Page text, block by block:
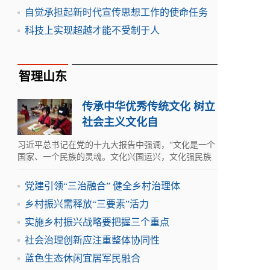
自觉承担起新时代宣传思想工作的使命任务
科技上实现超越才能不受制于人
智理山东
传承中华优秀传统文化 树立
社会主义文化自
习近平总书记在党的十九大报告中强调，“文化是一个
国家、一个民族的灵魂。文化兴国运兴，文化强民族
党建引领“三治融合” 健全乡村治理体
乡村振兴需释放“三要素”活力
实施乡村振兴战略要把握三个重点
社会治理创新应注重整体协同性
蓝色生态休闲宜居军民融合